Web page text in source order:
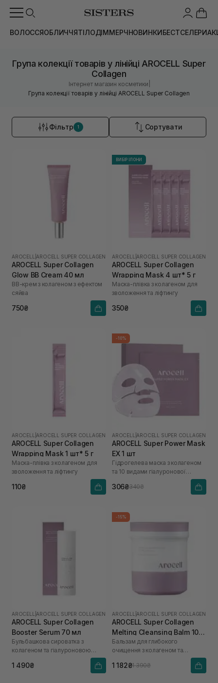
ВОЛОССЯОБЛИЧЧЯТІЛОДІММЕРЧНОВИНКИБЕСТСЕЛЕРИ
Група колекції товарів у лінійці AROCELL Super
Collagen
Інтернет магазин косметики
Група колекції товарів у лінійці AROCELL Super Collagen
Фільтр 1 Сортувати
AROCELL AROCELL SUPER COLLAGEN
AROCELL Super Collagen
Glow BB Cream 40 мл
ВВ-крем з колагеном з ефектом
сяйва
750₴
ВИБІР ІЛОНИ
AROCELL AROCELL SUPER COLLAGEN
AROCELL Super Collagen
Wrapping Mask 4 шт* 5 г
Маска-плівка з колагеном для
зволоження та ліфтингу
350₴
AROCELL AROCELL SUPER COLLAGEN
AROCELL Super Collagen
Wrapping Mask 1 шт* 5 г
Маска-плівка з колагеном для
зволоження та ліфтингу
110₴
-10%
AROCELL AROCELL SUPER COLLAGEN
AROCELL Super Power Mask
EX 1 шт
Гідрогелева маска з колагеном
та 10 видами гіалуронової
306₴340₴
AROCELL AROCELL SUPER COLLAGEN
AROCELL Super Collagen
Booster Serum 70 мл
Бульбашкова сироватка з
колагеном та гіалуроновою
1 490₴
-15%
AROCELL AROCELL SUPER COLLAGEN
AROCELL Super Collagen
Melting Cleansing Balm 100
г
Бальзам для глибокого
очищення з колагеном та
1 182₴1 390₴